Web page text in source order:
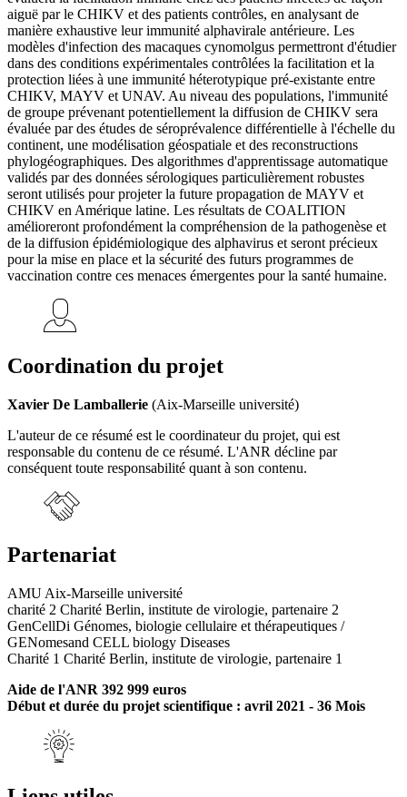
aiguë par le CHIKV et des patients contrôles, en analysant de
manière exhaustive leur immunité alphavirale antérieure. Les
modèles d'infection des macaques cynomolgus permettront d'étudier
dans des conditions expérimentales contrôlées la facilitation et la
protection liées à une immunité héterotypique pré-existante entre
CHIKV, MAYV et UNAV. Au niveau des populations, l'immunité
de groupe prévenant potentiellement la diffusion de CHIKV sera
évaluée par des études de séroprévalence différentielle à l'échelle du
continent, une modélisation géospatiale et des reconstructions
phylogéographiques. Des algorithmes d'apprentissage automatique
validés par des données sérologiques particulièrement robustes
seront utilisés pour projeter la future propagation de MAYV et
CHIKV en Amérique latine. Les résultats de COALITION
amélioreront profondément la compréhension de la pathogenèse et
de la diffusion épidémiologique des alphavirus et seront précieux
pour la mise en place et la sécurité des futurs programmes de
vaccination contre ces menaces émergentes pour la santé humaine.
Coordination du projet
Xavier De Lamballerie (Aix-Marseille université)
L'auteur de ce résumé est le coordinateur du projet, qui est
responsable du contenu de ce résumé. L'ANR décline par
conséquent toute responsabilité quant à son contenu.
Partenariat
AMU Aix-Marseille université
charité 2 Charité Berlin, institute de virologie, partenaire 2
GenCellDi Génomes, biologie cellulaire et thérapeutiques /
GENomesand CELL biology Diseases
Charité 1 Charité Berlin, institute de virologie, partenaire 1
Aide de l'ANR 392 999 euros
Début et durée du projet scientifique : avril 2021 - 36 Mois